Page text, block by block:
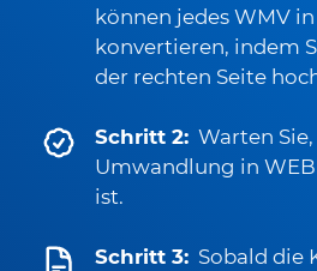
können jedes WMV
konvertieren, indem
der rechten Seite
Schritt 2: Warten
Umwandlung in
ist.
Schritt 3: Sobald die